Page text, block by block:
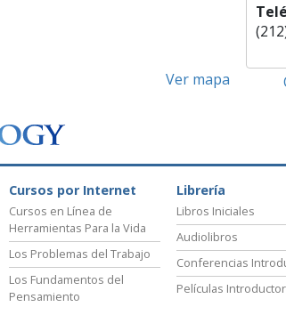
Ver mapa
Cursos por Internet
Cursos en Línea de
Herramientas Para la Vida
Los Problemas del Trabajo
Los Fundamentos del
Pensamiento
Librería
Libros Iniciales
Audiolibros
Conferencias
Películas